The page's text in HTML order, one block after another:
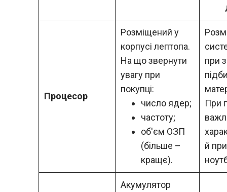
Процесор
Розміщений у
корпусі лептопа.
На що звернути
увагу при
покупці:
число ядер;
частоту;
об'єм ОЗП
(більше –
кращє).
при
При
й
Акумулятор